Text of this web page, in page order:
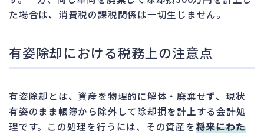
た場合は、消費税の課税関係は一切生じません。
有姿除却における税務上の注意点
有姿除却とは、資産を物理的に解体・廃棄せず、現状
有姿のまま帳簿から除外して除却損を計上する会計処
理です。この処理を行うには、その資産を将来にわた